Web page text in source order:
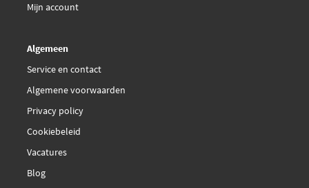
Mijn account
Algemeen
Service en contact
Algemene voorwaarden
Privacy policy
Cookiebeleid
Vacatures
Blog